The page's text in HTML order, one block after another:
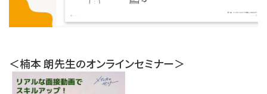
＜楠本 朗先生のオンラインセミナー＞